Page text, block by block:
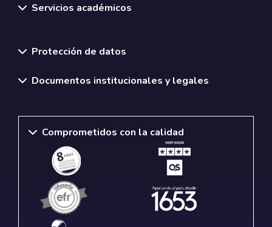
Servicios académicos
Protección de datos
Documentos institucionales y legales
Comprometidos con la calidad